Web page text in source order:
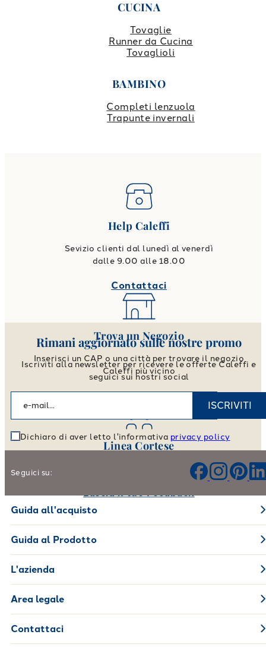
CUCINA
Tovaglie
Runner da Cucina
Tovaglioli
BAMBINO
Completi lenzuola
Trapunte invernali
Help Caleffi
Sevizio clienti dal lunedì al venerdì
dalle 9.00 alle 18.00
Contattaci
Trova un Negozio
Inserisci un CAP o una città per trovare il negozio
Caleffi più vicino
Vai allo store locator
Linea Cortese
Aiutaci a migliorare i nostri prodotti e il nostro servizio
Rimani aggiornato sulle nostre promo
Iscriviti alla newsletter per ricevere le offerte Caleffi e
seguici sui nostri social
ISCRIVITI
Dichiaro di aver letto l'informativa privacy policy
Seguici su:
Guida all'acquisto
Guida al Prodotto
L'azienda
Area legale
Contattaci